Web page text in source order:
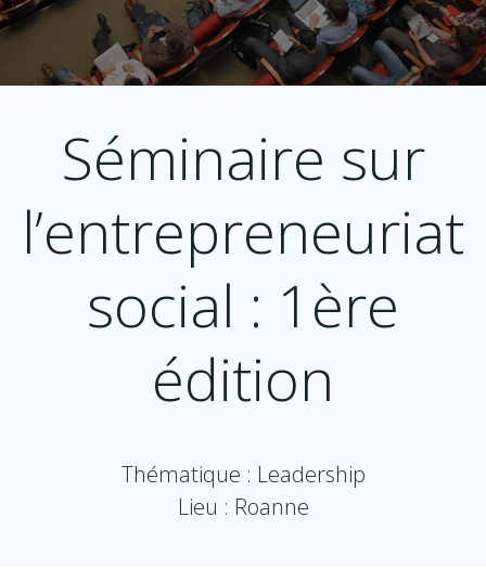
Séminaire sur
l’entrepreneuriat
social : 1ère
édition
Thématique : Leadership
Lieu : Roanne